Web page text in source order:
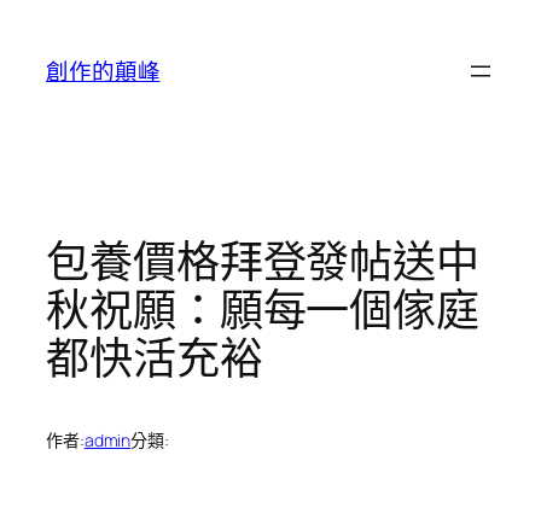
創作的顛峰
包養價格拜登發帖送中
秋祝願：願每一個傢庭
都快活充裕
作者:admin分類: